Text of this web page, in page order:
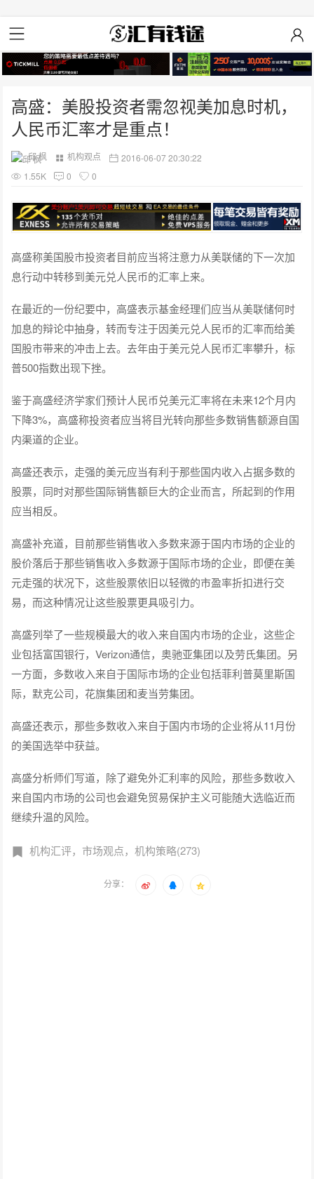
高盛：美股投资者需忽视美加息时机，
人民币汇率才是重点！
邱 枫 机构观点
2016-06-07 20:30:22
1.55K
0 0
高盛称美国股市投资者目前应当将注意力从美联储的下一次加
息行动中转移到美元兑人民币的汇率上来。
在最近的一份纪要中，高盛表示基金经理们应当从美联储何时
加息的辩论中抽身，转而专注于因美元兑人民币的汇率而给美
国股市带来的冲击上去。去年由于美元兑人民币汇率攀升，标
普500指数出现下挫。
鉴于高盛经济学家们预计人民币兑美元汇率将在未来12个月内
下降3%，高盛称投资者应当将目光转向那些多数销售额源自国
内渠道的企业。
高盛还表示，走强的美元应当有利于那些国内收入占据多数的
股票，同时对那些国际销售额巨大的企业而言，所起到的作用
应当相反。
高盛补充道，目前那些销售收入多数来源于国内市场的企业的
股价落后于那些销售收入多数源于国际市场的企业，即便在美
元走强的状况下，这些股票依旧以轻微的市盈率折扣进行交
易，而这种情况让这些股票更具吸引力。
高盛列举了一些规模最大的收入来自国内市场的企业，这些企
业包括富国银行，Verizon通信，奥驰亚集团以及劳氏集团。另
一方面，多数收入来自于国际市场的企业包括菲利普莫里斯国
际，默克公司，花旗集团和麦当劳集团。
高盛还表示，那些多数收入来自于国内市场的企业将从11月份
的美国选举中获益。
高盛分析师们写道，除了避免外汇利率的风险，那些多数收入
来自国内市场的公司也会避免贸易保护主义可能随大选临近而
继续升温的风险。
机构汇评，市场观点，机构策略(273)
分享：